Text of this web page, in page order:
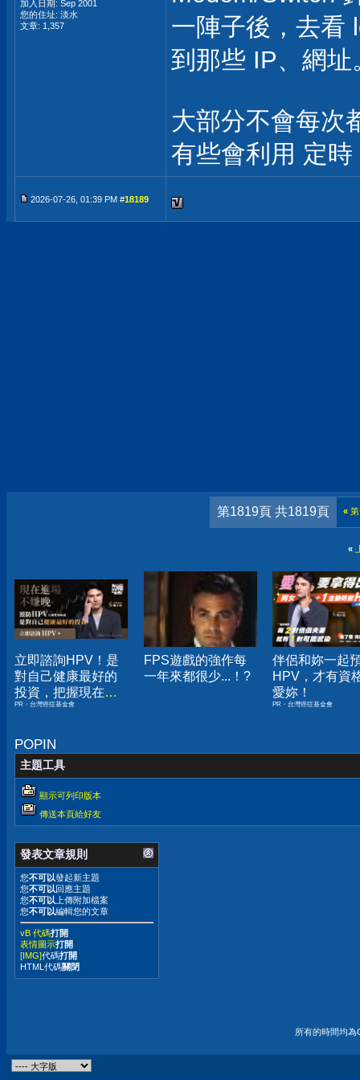
加入日期: Sep 2001
您的住址: 淡水
文章: 1,357
一陣子後，去看
到那些 IP、網址
大部分不會每次
有些會利用 定
2026-07-26, 01:39 PM #18189
第1819頁 共1819頁 «第
«
立即諮詢HPV！是
對自己健康最好的
投資，把握現在不
嫌晚！
PR・台灣癌症基金會
FPS遊戲的強作每
一年來都很少...！?
伴侶和妳一起
HPV，才有資
愛妳！
PR・台灣癌症基金會
POPIN
主題工具
顯示可列印版本
傳送本頁給好友
發表文章規則
您不可以發起新主題
您不可以回應主題
您不可以 上傳附加檔案
您不可以編輯您的文章
vB 代碼打開
表情圖示打開
[IMG]代碼打開
HTML代碼關閉
所有的時間均為